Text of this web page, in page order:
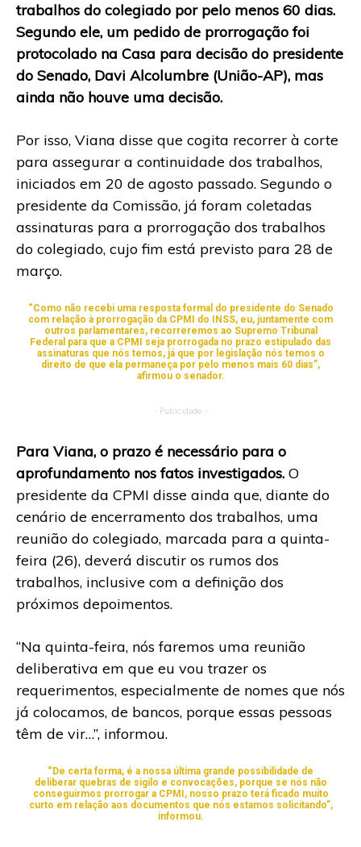
trabalhos do colegiado por pelo menos 60 dias.
Segundo ele, um pedido de prorrogação foi
protocolado na Casa para decisão do presidente
do Senado, Davi Alcolumbre (União-AP), mas
ainda não houve uma decisão.
Por isso, Viana disse que cogita recorrer à corte
para assegurar a continuidade dos trabalhos,
iniciados em 20 de agosto passado. Segundo o
presidente da Comissão, já foram coletadas
assinaturas para a prorrogação dos trabalhos
do colegiado, cujo fim está previsto para 28 de
março.
“Como não recebi uma resposta formal do presidente do Senado
com relação à prorrogação da CPMI do INSS, eu, juntamente com
outros parlamentares, recorreremos ao Supremo Tribunal
Federal para que a CPMI seja prorrogada no prazo estipulado das
assinaturas que nós temos, já que por legislação nós temos o
direito de que ela permaneça por pelo menos mais 60 dias”,
afirmou o senador.
- Publicidade -
Para Viana, o prazo é necessário para o
aprofundamento nos fatos investigados. O
presidente da CPMI disse ainda que, diante do
cenário de encerramento dos trabalhos, uma
reunião do colegiado, marcada para a quinta-
feira (26), deverá discutir os rumos dos
trabalhos, inclusive com a definição dos
próximos depoimentos.
“Na quinta-feira, nós faremos uma reunião
deliberativa em que eu vou trazer os
requerimentos, especialmente de nomes que nós
já colocamos, de bancos, porque essas pessoas
têm de vir…”, informou.
“De certa forma, é a nossa última grande possibilidade de
deliberar quebras de sigilo e convocações, porque se nós não
conseguirmos prorrogar a CPMI, nosso prazo terá ficado muito
curto em relação aos documentos que nós estamos solicitando”,
informou.